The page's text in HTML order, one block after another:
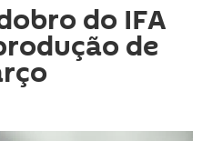
do IFA
de